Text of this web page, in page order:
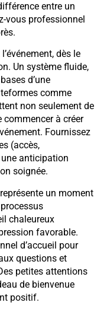
entre un
vous professionnel
dès le
Un système fluide,
d’une
comme
non seulement de
à créer
Fournissez
(accès,
anticipation
soignée.
un moment
chaleureux
favorable.
d’accueil pour
questions et
petites attentions
de bienvenue
positif.